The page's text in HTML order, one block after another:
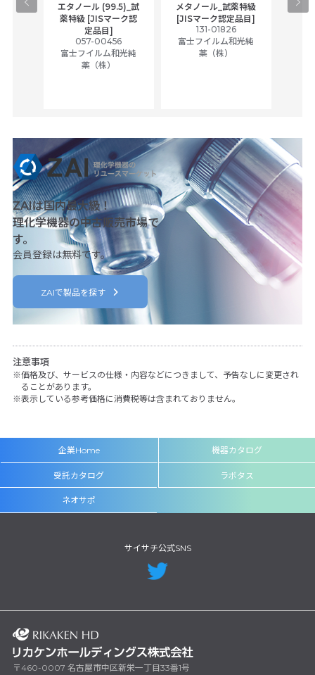
エタノール (99.5)_試
薬特級 [JISマーク認
定品目]
057-00456
富士フイルム和光純
薬（株）
メタノール_試薬特級
[JISマーク認定品目]
131-01826
富士フイルム和光純
薬（株）
ア
ZAIは国内最大級！
理化学機器の中古販売市場で
す。
会員登録は無料です。
ZAIで製品を探す
注意事項
価格及び、サービスの仕様・内容などにつきまして、予告なしに変更され
ることがあります。
表示している参考価格に消費税等は含まれておりません。
企業Home 機器カタログ
受託カタログ ラボタス
ネオサポ
サイサチ公式SNS
〒460-0007 名古屋市中区新栄一丁目33番1号